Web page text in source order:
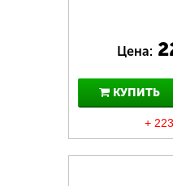
Цена:
КУПИТЬ
+